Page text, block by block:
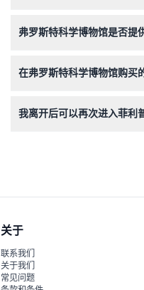
弗罗斯特科学博物馆是否提
在弗罗斯特科学博物馆购买
我离开后可以再次进入菲利
关于
联系我们
关于我们
常见问题